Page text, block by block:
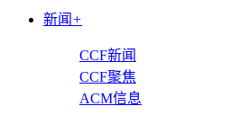
新闻 +
CCF新闻
CCF聚焦
ACM信息